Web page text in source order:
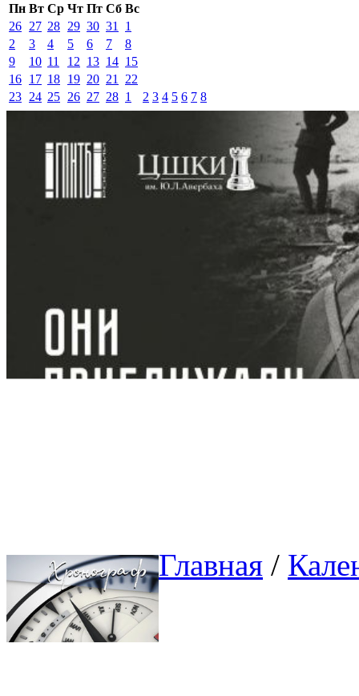
Пн Вт Ср Чт Пт Сб Вс
26 27 28 29 30 31
1
2
3 4 5 6 7
8
9
10 11 12 13 14 15
16 17 18 19 20 21
22
23 24 25 26 27 28 1 2 3 4 5 6 7 8
Главная /